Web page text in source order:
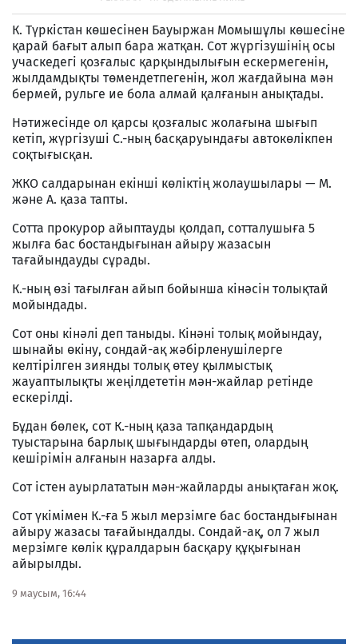
К. Түркістан көшесінен Бауыржан Момышұлы көшесіне
қарай бағыт алып бара жатқан. Сот жүргізушінің осы
учаскедегі қозғалыс қарқындылығын ескермегенін,
жылдамдықты төмендетпегенін, жол жағдайына мән
бермей, рульге ие бола алмай қалғанын анықтады.
Нәтижесінде ол қарсы қозғалыс жолағына шығып
кетіп, жүргізуші С.-ның басқаруындағы автокөлікпен
соқтығысқан.
ЖКО салдарынан екінші көліктің жолаушылары — М.
және А. қаза тапты.
Сотта прокурор айыптауды қолдап, сотталушыға 5
жылға бас бостандығынан айыру жазасын
тағайындауды сұрады.
К.-ның өзі тағылған айып бойынша кінәсін толықтай
мойындады.
Сот оны кінәлі деп таныды. Кінәні толық мойындау,
шынайы өкіну, сондай-ақ жәбірленушілерге
келтірілген зиянды толық өтеу қылмыстық
жауаптылықты жеңілдететін мән-жайлар ретінде
ескерілді.
Бұдан бөлек, сот К.-ның қаза тапқандардың
туыстарына барлық шығындарды өтеп, олардың
кешірімін алғанын назарға алды.
Сот істен ауырлататын мән-жайларды анықтаған жоқ.
Сот үкімімен К.-ға 5 жыл мерзімге бас бостандығынан
айыру жазасы тағайындалды. Сондай-ақ, ол 7 жыл
мерзімге көлік құралдарын басқару құқығынан
айырылды.
9 маусым, 16:44